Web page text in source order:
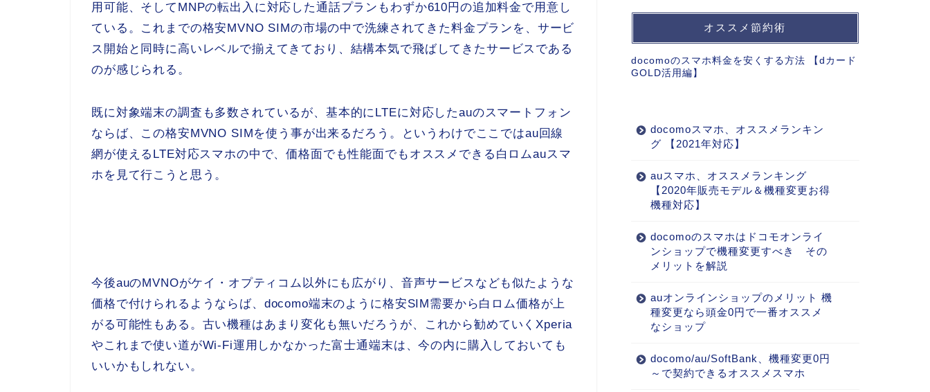
用可能、そしてMNPの転出入に対応した通話プランもわずか610円の追加料金で用意し
ている。これまでの格安MVNO SIMの市場の中で洗練されてきた料金プランを、サービ
ス開始と同時に高いレベルで揃えてきており、結構本気で飛ばしてきたサービスである
のが感じられる。
既に対象端末の調査も多数されているが、基本的にLTEに対応したauのスマートフォン
ならば、この格安MVNO SIMを使う事が出来るだろう。というわけでここではau回線
網が使えるLTE対応スマホの中で、価格面でも性能面でもオススメできる白ロムauスマ
ホを見て行こうと思う。
今後auのMVNOがケイ・オプティコム以外にも広がり、音声サービスなども似たような
価格で付けられるようならば、docomo端末のように格安SIM需要から白ロム価格が上
がる可能性もある。古い機種はあまり変化も無いだろうが、これから勧めていくXperia
やこれまで使い道がWi-Fi運用しかなかった富士通端末は、今の内に購入しておいても
いいかもしれない。
オススメ節約術
docomoのスマホ料金を安くする方法 【dカード
GOLD活用編】
docomoスマホ、オススメランキン
グ 【2021年対応】
auスマホ、オススメランキング
【2020年販売モデル＆機種変更お得
機種対応】
docomoのスマホはドコモオンライ
ンショップで機種変更すべき その
メリットを解説
auオンラインショップのメリット 機
種変更なら頭金0円で一番オススメ
なショップ
docomo/au/SoftBank、機種変更0円
～で契約できるオススメスマホ